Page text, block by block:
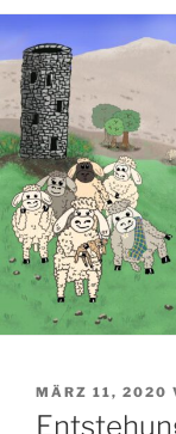
AM
MÄRZ 11, 2020